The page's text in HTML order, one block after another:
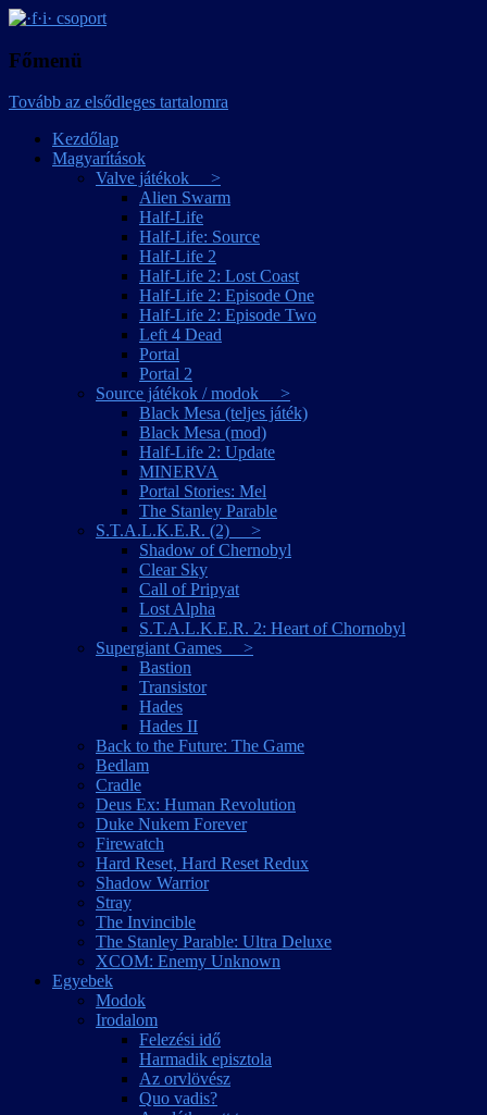
·f·i· csoport
Főmenü
Tovább az elsődleges tartalomra
Kezdőlap
Magyarítások
Valve játékok >
Alien Swarm
Half-Life
Half-Life: Source
Half-Life 2
Half-Life 2: Lost Coast
Half-Life 2: Episode One
Half-Life 2: Episode Two
Left 4 Dead
Portal
Portal 2
Source játékok / modok >
Black Mesa (teljes játék)
Black Mesa (mod)
Half-Life 2: Update
MINERVA
Portal Stories: Mel
The Stanley Parable
S.T.A.L.K.E.R. (2) >
Shadow of Chernobyl
Clear Sky
Call of Pripyat
Lost Alpha
S.T.A.L.K.E.R. 2: Heart of Chornobyl
Supergiant Games >
Bastion
Transistor
Hades
Hades II
Back to the Future: The Game
Bedlam
Cradle
Deus Ex: Human Revolution
Duke Nukem Forever
Firewatch
Hard Reset, Hard Reset Redux
Shadow Warrior
Stray
The Invincible
The Stanley Parable: Ultra Deluxe
XCOM: Enemy Unknown
Egyebek
Modok
Irodalom
Felezési idő
Harmadik episztola
Az orvlövész
Quo vadis?